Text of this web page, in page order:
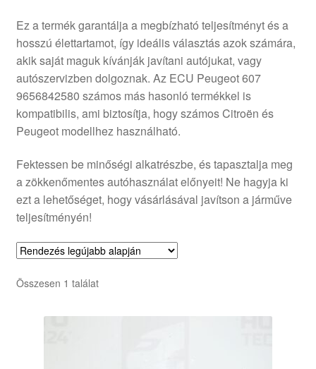
Rólunk
Saját fiókom
Szállítás
Szállítás világszerte
Szekér
Ez a termék garantálja a megbízható teljesítményt és a
hosszú élettartamot, így ideális választás azok számára,
akik saját maguk kívánják javítani autójukat, vagy
autószervizben dolgoznak. Az ECU Peugeot 607
9656842580 számos más hasonló termékkel is
kompatibilis, ami biztosítja, hogy számos Citroën és
Peugeot modellhez használható.
Fektessen be minőségi alkatrészbe, és tapasztalja meg
a zökkenőmentes autóhasználat előnyeit! Ne hagyja ki
ezt a lehetőséget, hogy vásárlásával javítson a járműve
teljesítményén!
Összesen 1 találat